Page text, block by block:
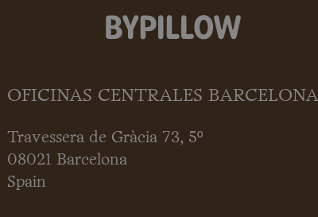
OFICINAS CENTRALES BARCELONA
Travessera de Gràcia 73, 5º
08021 Barcelona
Spain